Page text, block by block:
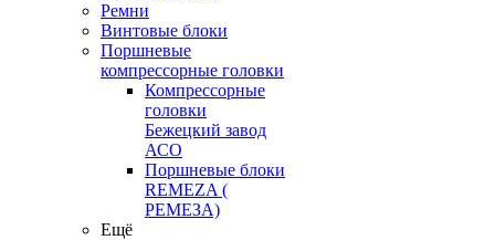
Ремни
Винтовые блоки
Поршневые
компрессорные головки
Компрессорные
головки
Бежецкий завод
АСО
Поршневые блоки
REMEZA (
РЕМЕЗА)
Ещё